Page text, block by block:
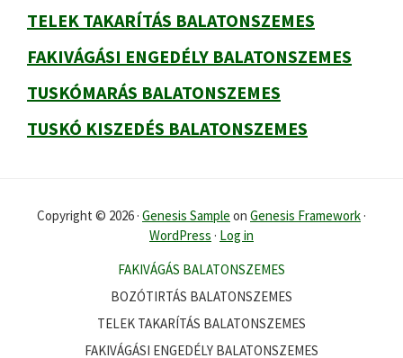
TELEK TAKARÍTÁS BALATONSZEMES
FAKIVÁGÁSI ENGEDÉLY BALATONSZEMES
TUSKÓMARÁS BALATONSZEMES
TUSKÓ KISZEDÉS BALATONSZEMES
Copyright © 2026 · Genesis Sample on Genesis Framework ·
WordPress · Log in
FAKIVÁGÁS BALATONSZEMES
BOZÓTIRTÁS BALATONSZEMES
TELEK TAKARÍTÁS BALATONSZEMES
FAKIVÁGÁSI ENGEDÉLY BALATONSZEMES